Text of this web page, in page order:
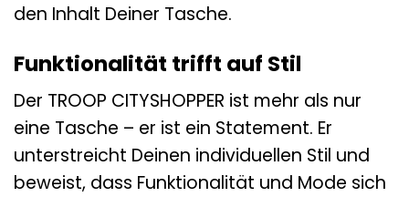
den Inhalt Deiner Tasche.
Funktionalität trifft auf Stil
Der TROOP CITYSHOPPER ist mehr als nur
eine Tasche – er ist ein Statement. Er
unterstreicht Deinen individuellen Stil und
beweist, dass Funktionalität und Mode sich